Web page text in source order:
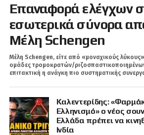
Επαναφορά ελέγχων
εσωτερικά σύνορα
Μέλη Schengen
Μέλη Schengen, είτε από «μοναχικούς
ομάδες τρομοκρατών/
επιτακτική η ανάγκη πιο συστηματικής
Καλεντερίδης:
Ελληνισμό» ο νέος
Ελλάδα πρέπει να
Ινδία